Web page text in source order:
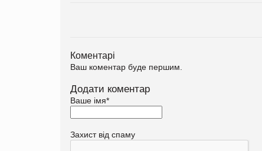
Коментарі
Ваш коментар буде першим.
Додати коментар
Ваше імя*
Захист від спаму